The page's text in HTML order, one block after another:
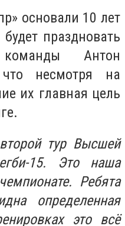
основали 10 лет
праздновать
Антон
несмотря на
их главная цель
тур Высшей
15. Это наша
Ребята
определенная
это всё